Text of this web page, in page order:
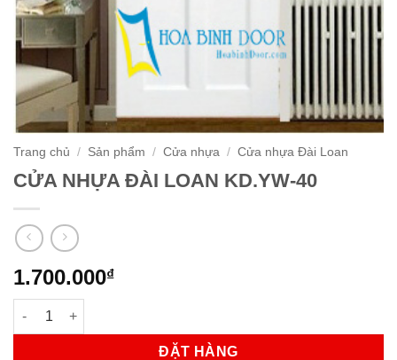
Trang chủ / Sản phẩm / Cửa nhựa / Cửa nhựa Đài Loan
CỬA NHỰA ĐÀI LOAN KD.YW-40
1.700.000₫
CỬA NHỰA ĐÀI LOAN KD.YW-40 số lượng
ĐẶT HÀNG